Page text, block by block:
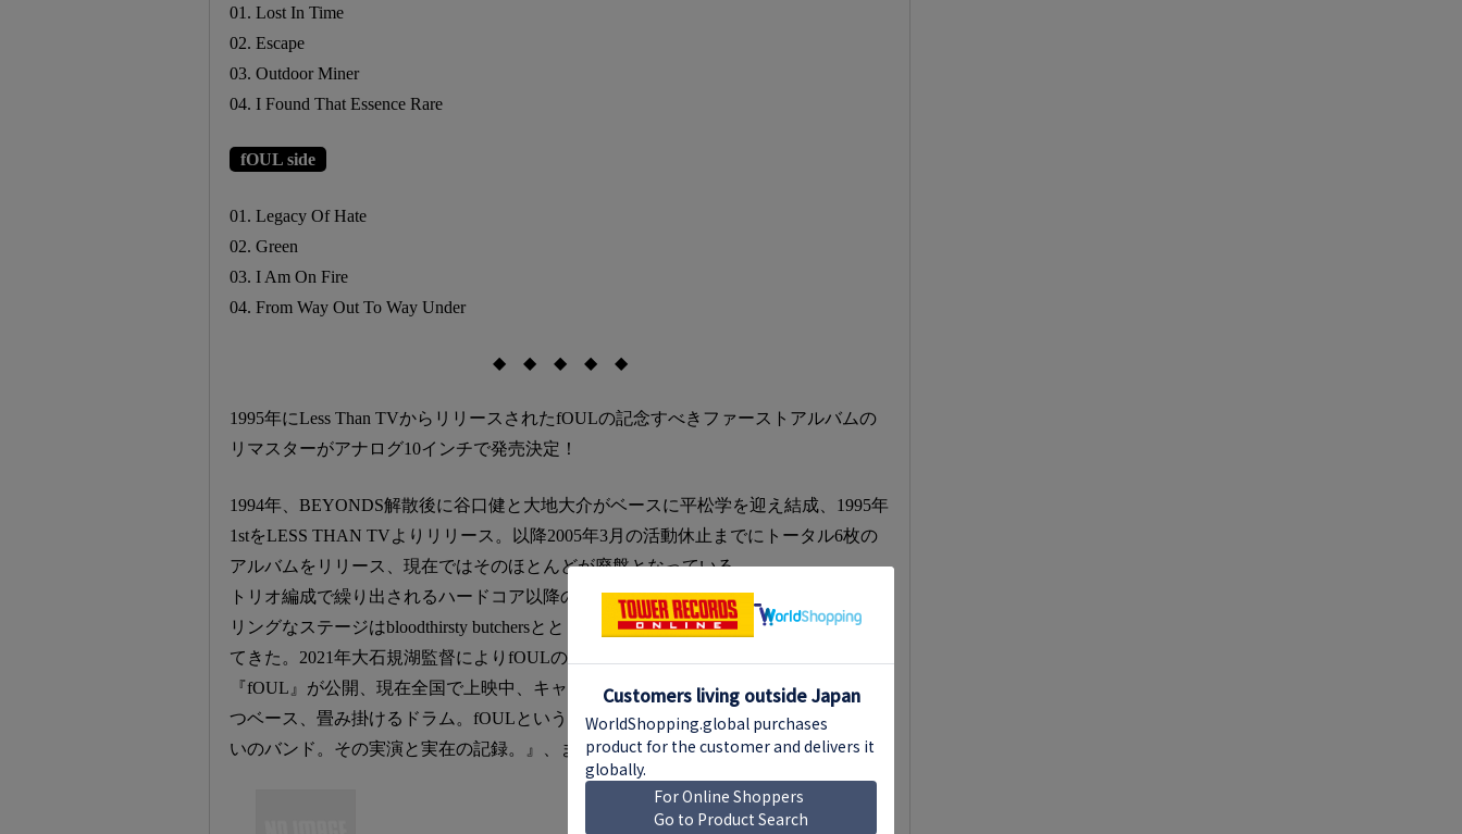
01. Lost In Time
02. Escape
03. Outdoor Miner
04. I Found That Essence Rare
fOUL side
01. Legacy Of Hate
02. Green
03. I Am On Fire
04. From Way Out To Way Under
◆ ◆ ◆ ◆ ◆
1995年にLess Than TVからリリースされたfOULの記念すべきファーストアルバムの
リマスターがアナログ10インチで発売決定！
1994年、BEYONDS解散後に谷口健と大地大介がベースに平松学を迎え結成、1995年
1stをLESS THAN TVよりリリース。以降2005年3月の活動休止までにトータル6枚の
アルバムをリリース、現在ではそのほとんどが廃盤となっている。
トリオ編成で繰り出されるハードコア以降のオルタナティブ・サウンド、そのスリ
リングなステージはbloodthirsty butchersとともにその後のシーンに多大な影響を与え
てきた。2021年大石規湖監督によりfOULの活動を記録したドキュメンタリー映画
『fOUL』が公開、現在全国で上映中、キャッチコピーは『燃え滾るギター、奮え立
つベース、畳み掛けるドラム。fOULという、何処を探しても何処にもない音と佇ま
いのバンド。その実演と実在の記録。』、まさにfOULというバンドを表している。